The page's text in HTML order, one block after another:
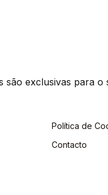
são exclusivas para
Política de
Contacto